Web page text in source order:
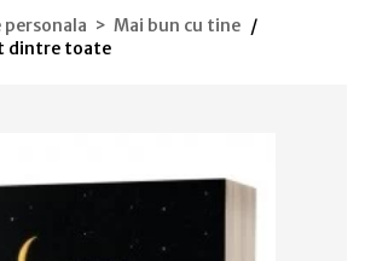
> Mai bun cu tine
dintre toate